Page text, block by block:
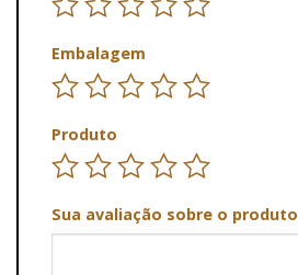
Embalagem
Produto
Sua avaliação sobre o produto